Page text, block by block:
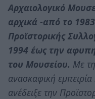
Αρχαιολογικό
αρχικά -από το
Προϊστορικής
1994 έως την
του Μουσείου. Με
ανασκαφική
ανέδειξε την